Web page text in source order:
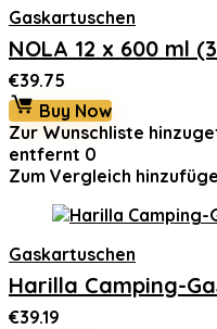
Gaskartuschen
NOLA 12 x 600 ml
€39.75
Buy Now
Zur Wunschliste
entfernt 0
Zum Vergleich
Gaskartuschen
Harilla Camping-
€39.19